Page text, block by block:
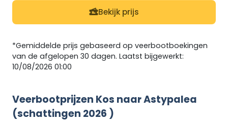
Bekijk prijs
*Gemiddelde prijs gebaseerd op veerbootboekingen
van de afgelopen 30 dagen. Laatst bijgewerkt:
10/08/2026 01:00
Veerbootprijzen Kos naar Astypalea
(schattingen 2026 )